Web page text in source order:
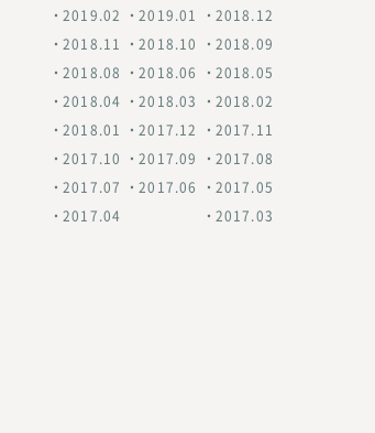
2019.02 2019.01 2018.12
2018.11 2018.10 2018.09
2018.08 2018.06 2018.05
2018.04 2018.03 2018.02
2018.01 2017.12 2017.11
2017.10 2017.09 2017.08
2017.07 2017.06 2017.05
2017.04 2017.03